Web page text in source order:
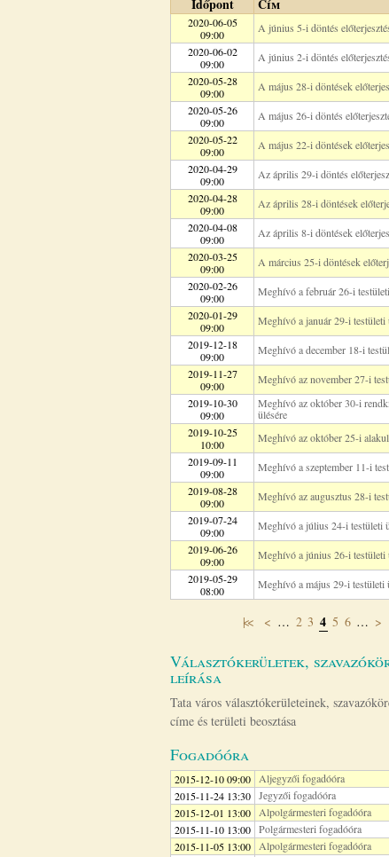
Időpont Cím
2020-06-05
09:00
A június 5-i döntés
2020-06-02
09:00
A június 2-i döntés
2020-05-28
09:00
A május 28-i döntések
2020-05-26
09:00
A május 26-i döntés
2020-05-22
09:00
A május 22-i döntések
2020-04-29
09:00
Az április 29-i döntés
2020-04-28
09:00
Az április 28-i döntések
2020-04-08
09:00
Az április 8-i döntések
2020-03-25
09:00
A március 25-i döntések
2020-02-26
09:00
Meghívó a február 26-i
2020-01-29
09:00
Meghívó a január 29-i testületi
2019-12-18
09:00
Meghívó a december 18-i
2019-11-27
09:00
Meghívó az november 27-i
2019-10-30
09:00
Meghívó az október 30-i
ülésére
2019-10-25
10:00
Meghívó az október 25-i
2019-09-11
09:00
Meghívó a szeptember 11-i
2019-08-28
09:00
Meghívó az augusztus 28-i
2019-07-24
09:00
Meghívó a július 24-i testületi
2019-06-26
09:00
Meghívó a június 26-i testületi
2019-05-29
08:00
Meghívó a május 29-i testületi
|<< < … 2 3 4 5 6 … >
Választókerületek,
leírása
Tata város választókerületeinek,
címe és területi beosztása
Fogadóóra
2015-12-10 09:00
Aljegyzői fogadóóra
2015-11-24 13:30 Jegyzői fogadóóra
2015-12-01 13:00
Alpolgármesteri fogadóóra
2015-11-10 13:00 Polgármesteri fogadóóra
2015-11-05 13:00
Alpolgármesteri fogadóóra